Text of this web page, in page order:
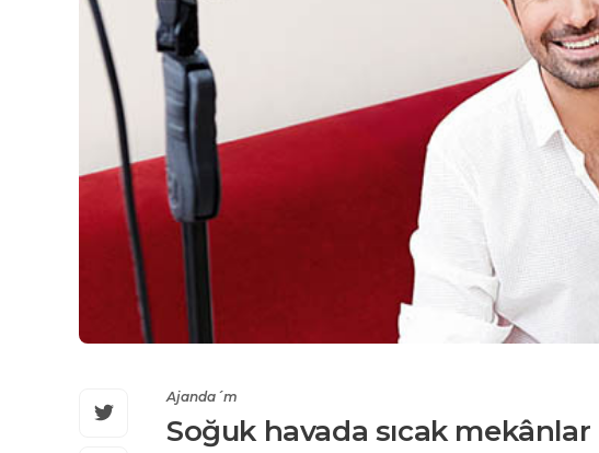
Ajanda´m
Soğuk havada sıcak mekânlar